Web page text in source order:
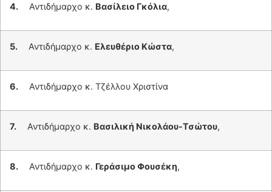
4. Αντιδήμαρχο κ. Βασίλειο Γκόλια,
5. Αντιδήμαρχο κ. Ελευθέριο Κώστα,
6. Αντιδήμαρχο κ. Τζέλλου Χριστίνα
7. Αντιδήμαρχο κ. Βασιλική Νικολάου-Τσώτου,
8. Αντιδήμαρχο κ. Γεράσιμο Φουσέκη,